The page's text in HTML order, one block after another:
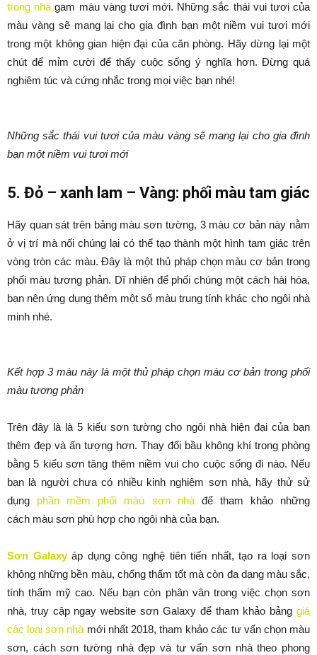
trong nhà gam màu vàng tươi mới. Những sắc thái vui tươi của
màu vàng sẽ mang lại cho gia đình bạn một niềm vui tươi mới
trong một không gian hiện đại của căn phòng. Hãy dừng lại một
chút để mỉm cười để thấy cuộc sống ý nghĩa hơn. Đừng quá
nghiêm túc và cứng nhắc trong mọi việc bạn nhé!
Những sắc thái vui tươi của màu vàng sẽ mang lại cho gia đình
bạn một niềm vui tươi mới
5. Đỏ – xanh lam – Vàng: phối màu tam giác
Hãy quan sát trên bảng màu sơn tường, 3 màu cơ bản này nằm
ở vị trí mà nối chúng lại có thể tạo thành một hình tam giác trên
vòng tròn các màu. Đây là một thủ pháp chọn màu cơ bản trong
phối màu tương phản. Dĩ nhiên để phối chúng một cách hài hòa,
bạn nên ứng dụng thêm một số màu trung tính khác cho ngôi nhà
minh nhé.
Kết hợp 3 màu này là một thủ pháp chọn màu cơ bản trong phối
màu tương phản
Trên đây là là 5 kiểu sơn tường cho ngôi nhà hiện đại của bạn
thêm đẹp và ấn tượng hơn. Thay đổi bầu không khí trong phòng
bằng 5 kiểu sơn tăng thêm niềm vui cho cuộc sống đi nào. Nếu
bạn là người chưa có nhiều kinh nghiệm sơn nhà, hãy thử sử
dụng phần mềm phối màu sơn nhàđể tham khảo những
cách màu sơn phù hợp cho ngôi nhà của bạn.
Sơn Galaxyáp dụng công nghệ tiên tiến nhất, tạo ra loại sơn
không những bền màu, chống thấm tốt mà còn đa dạng màu sắc,
tính thẩm mỹ cao. Nếu bạn còn phân vân trong việc chọn sơn
nhà, truy cập ngay website sơn Galaxy để tham khảo bảng giá
các loại sơn nhà mới nhất 2018, tham khảo các tư vấn chọn màu
sơn, cách sơn tường nhà đẹp và tư vấn sơn nhà theo phong